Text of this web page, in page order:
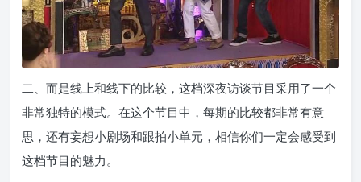
二、而是线上和线下的比较，这档深夜访谈节目采用了一个
非常独特的模式。在这个节目中，每期的比较都非常有意
思，还有妄想小剧场和跟拍小单元，相信你们一定会感受到
这档节目的魅力。